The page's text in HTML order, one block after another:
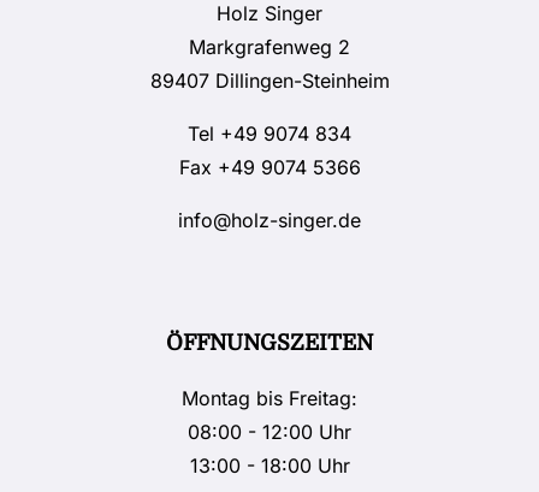
Holz Singer
Markgrafenweg 2
89407 Dillingen-Steinheim
Tel +49 9074 834
Fax +49 9074 5366
info@holz-singer.de
ÖFFNUNGSZEITEN
Montag bis Freitag:
08:00 - 12:00 Uhr
13:00 - 18:00 Uhr